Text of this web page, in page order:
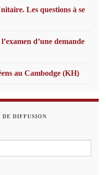
Les questions à se
d’une demande
au Cambodge (KH)
DE DIFFUSION